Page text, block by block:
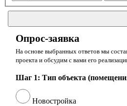
Опрос-заявка
На основе выбранных ответов мы
проекта и обсудим с вами его
Шаг 1: Тип объекта
Новостройка